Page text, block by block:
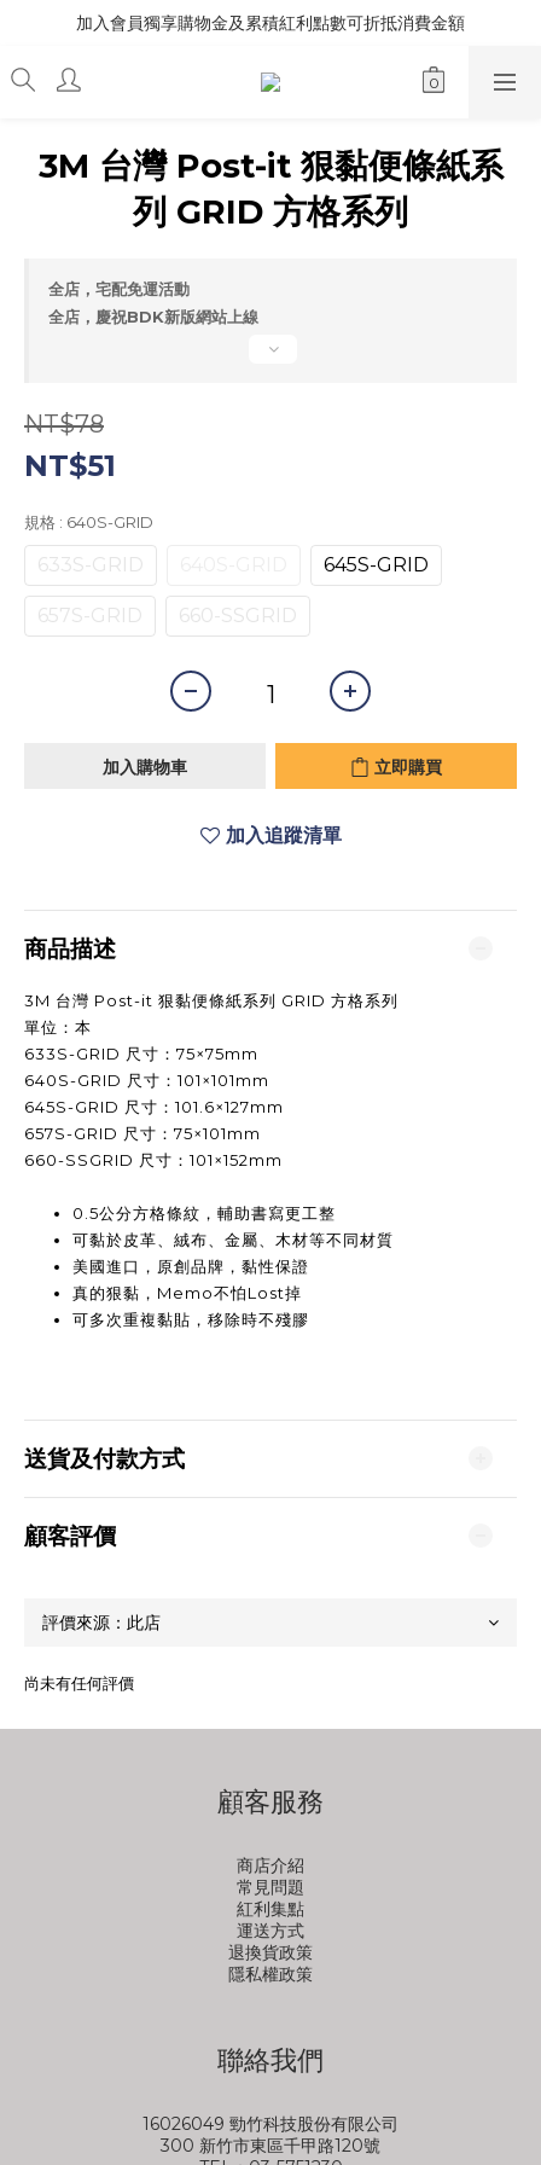
加入會員獨享購物金及累積紅利點數可折抵消費金額
3M 台灣 Post-it 狠黏便條紙系
列 GRID 方格系列
全店，宅配免運活動
全店，慶祝BDK新版網站上線
NT$78
NT$51
規格 : 640S-GRID
633S-GRID 645S-GRID
657S-GRID 660-SSGRID
加入購物車 立即購買
加入追蹤清單
商品描述
3M 台灣 Post-it 狠黏便條紙系列 GRID 方格系列
單位：本
633S-GRID 尺寸：75×75mm
640S-GRID 尺寸：101×101mm
645S-GRID 尺寸：101.6×127mm
657S-GRID 尺寸：75×101mm
660-SSGRID 尺寸：101×152mm
0.5公分方格條紋，輔助書寫更工整
可黏於皮革、絨布、金屬、木材等不同材質
美國進口，原創品牌，黏性保證
真的狠黏，Memo不怕Lost掉
可多次重複黏貼，移除時不殘膠
送貨及付款方式
顧客評價
尚未有任何評價
顧客服務
商店介紹
常見問題
紅利集點
運送方式
退換貨政策
隱私權政策
聯絡我們
16026049 勁竹科技股份有限公司
300 新竹市東區千甲路120號